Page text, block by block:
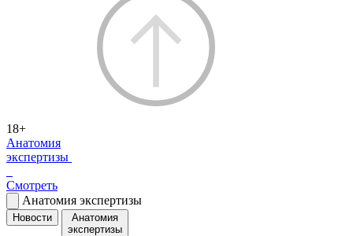
18+
Анатомия
экспертизы
Смотреть
Анатомия экспертизы
Новости
Анатомия
экспертизы